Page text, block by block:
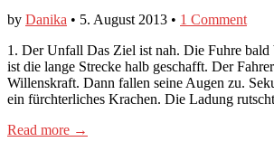
by Danika • 5. August 2013 • 1 Comment
1. Der Unfall Das Ziel ist nah. Die Fuhre
ist die lange Strecke halb geschafft. Der
Willenskraft. Dann fallen seine Augen zu.
ein fürchterliches Krachen. Die Ladung
Read more →